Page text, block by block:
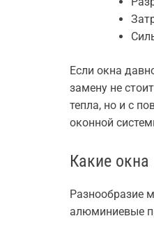
Если окна
замену не
тепла, но и с
оконной
Какие
Разнообразие
алюминиевые